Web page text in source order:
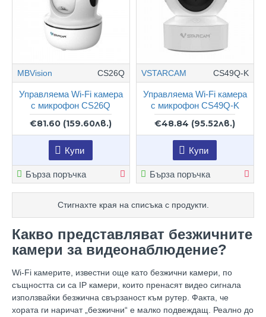
Какво представляват безжичните
камери за видеонаблюдение?
Wi-Fi камерите, известни още като безжични камери, по
същността си са IP камери, които пренасят видео сигнала
използвайки безжична свързаност към рутер. Факта, че
хората ги наричат „безжични“ е малко подвеждащ. Реално до
MBVision CS26Q
Управляема Wi-Fi камера
с микрофон CS26Q
€81.60 (159.60лв.)
Купи
Бърза поръчка
VSTARCAM CS49Q-K
Управляема Wi-Fi камера
с микрофон CS49Q-K
€48.84 (95.52лв.)
Купи
Бърза поръчка
Стигнахте края на списъка с продукти.